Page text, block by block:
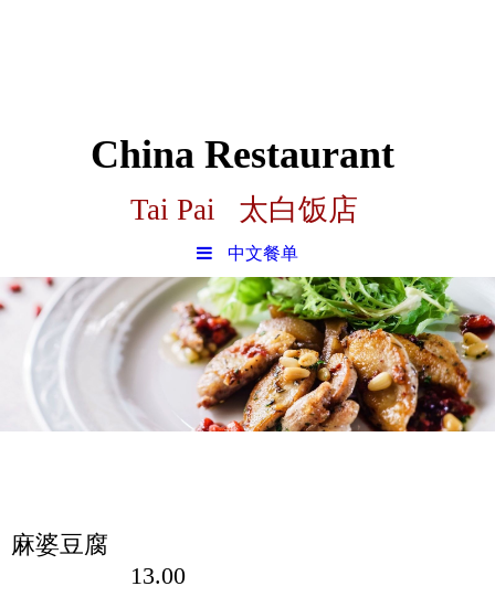
China Restaurant
Tai Pai 太白饭店
中文餐单
麻婆豆腐
13.00